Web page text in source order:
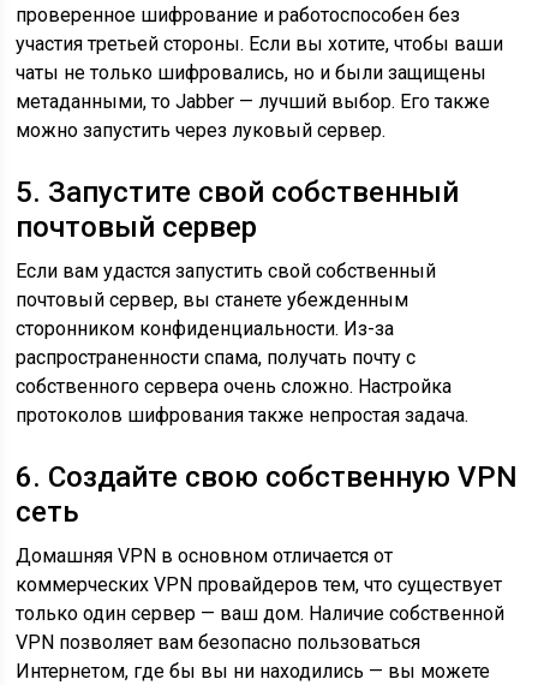
проверенное шифрование и работоспособен без
участия третьей стороны. Если вы хотите, чтобы ваши
чаты не только шифровались, но и были защищены
метаданными, то Jabber — лучший выбор. Его также
можно запустить через луковый сервер.
5. Запустите свой собственный
почтовый сервер
Если вам удастся запустить свой собственный
почтовый сервер, вы станете убежденным
сторонником конфиденциальности. Из-за
распространенности спама, получать почту с
собственного сервера очень сложно. Настройка
протоколов шифрования также непростая задача.
6. Создайте свою собственную VPN
сеть
Домашняя VPN в основном отличается от
коммерческих VPN провайдеров тем, что существует
только один сервер — ваш дом. Наличие собственной
VPN позволяет вам безопасно пользоваться
Интернетом, где бы вы ни находились — вы можете